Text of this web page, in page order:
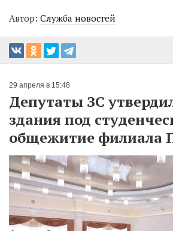
Автор: Служба новостей
29 апреля в 15:48
Депутаты ЗС
здания под
общежитие